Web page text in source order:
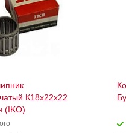
К18х22х22
(IKO)